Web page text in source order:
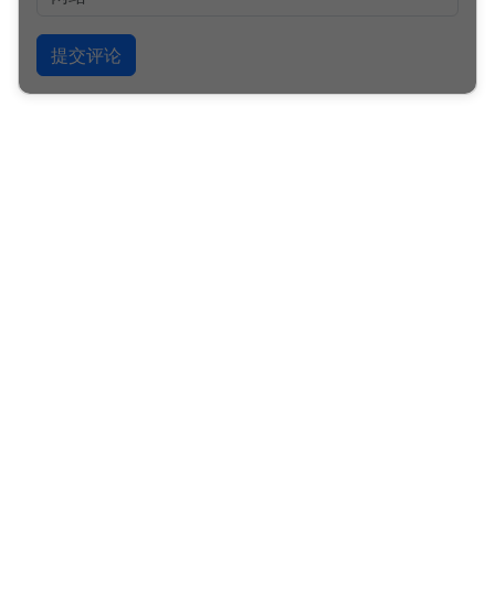
提交评论